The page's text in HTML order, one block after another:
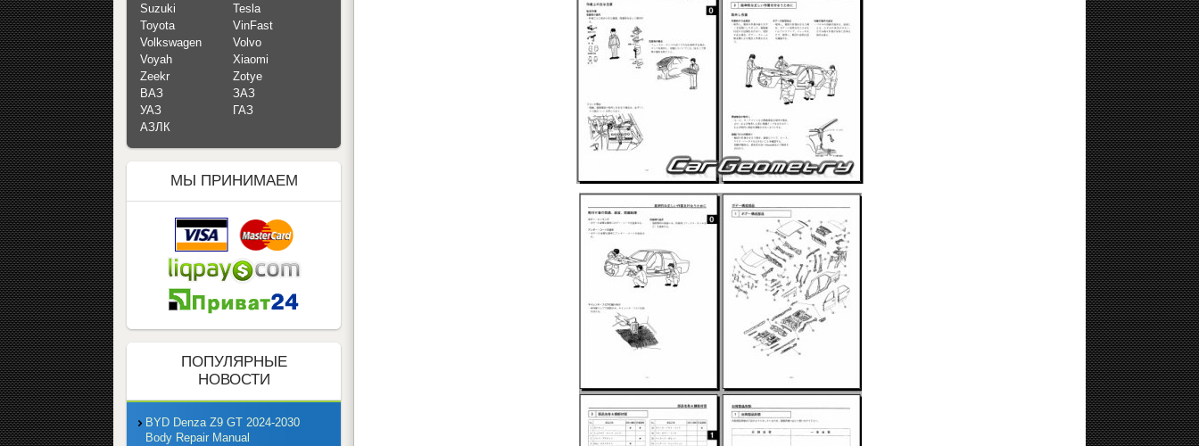
Suzuki
Tesla
Toyota
VinFast
Volkswagen
Volvo
Voyah
Xiaomi
Zeekr
Zotye
ВАЗ
ЗАЗ
УАЗ
ГАЗ
АЗЛК
МЫ ПРИНИМАЕМ
ПОПУЛЯРНЫЕ
НОВОСТИ
BYD Denza Z9 GT 2024-2030
Body Repair Manual